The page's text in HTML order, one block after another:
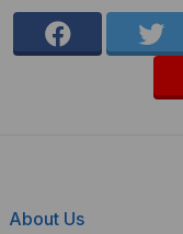
About Us